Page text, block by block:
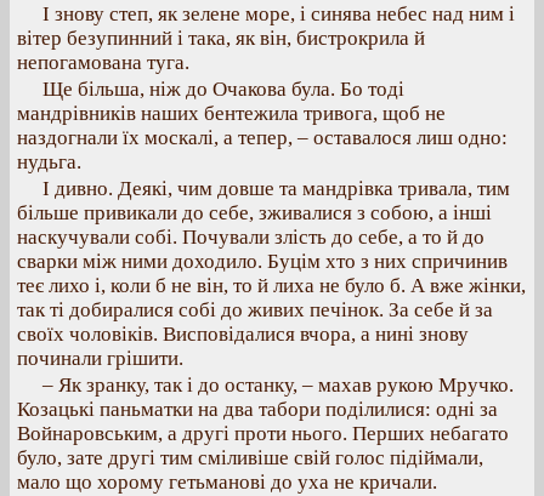
І знову степ, як зелене море, і синява небес над ним і
вітер безупинний і така, як він, бистрокрила й
непогамована туга.
Ще більша, ніж до Очакова була. Бо тоді
мандрівників наших бентежила тривога, щоб не
наздогнали їх москалі, а тепер, – оставалося лиш одно:
нудьга.
І дивно. Деякі, чим довше та мандрівка тривала, тим
більше привикали до себе, зживалися з собою, а інші
наскучували собі. Почували злість до себе, а то й до
сварки між ними доходило. Буцім хто з них спричинив
теє лихо і, коли б не він, то й лиха не було б. А вже жінки,
так ті добиралися собі до живих печінок. За себе й за
своїх чоловіків. Висповідалися вчора, а нині знову
починали грішити.
– Як зранку, так і до останку, – махав рукою Мручко.
Козацькі паньматки на два табори поділилися: одні за
Войнаровським, а другі проти нього. Перших небагато
було, зате другі тим сміливіше свій голос підіймали,
мало що хорому гетьманові до уха не кричали.